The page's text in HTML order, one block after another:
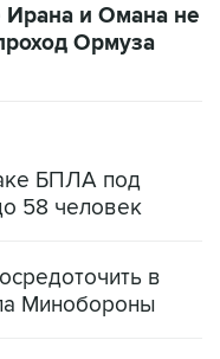
Ирана и Омана не
Ормуза
БПЛА под
58 человек
в
Минобороны